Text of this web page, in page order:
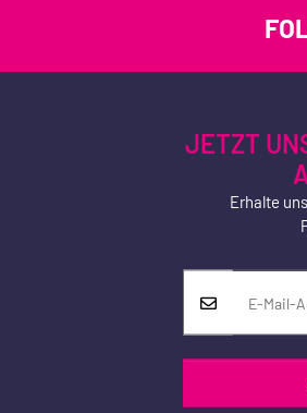
JETZT
Erhalte